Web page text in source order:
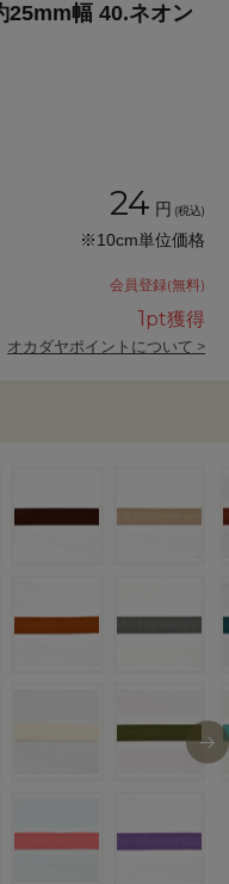
25mm幅 40.ネオン
24 円 (税込)
※10cm単位価格
会員登録(無料)
1pt獲得
オカダヤポイントについて >